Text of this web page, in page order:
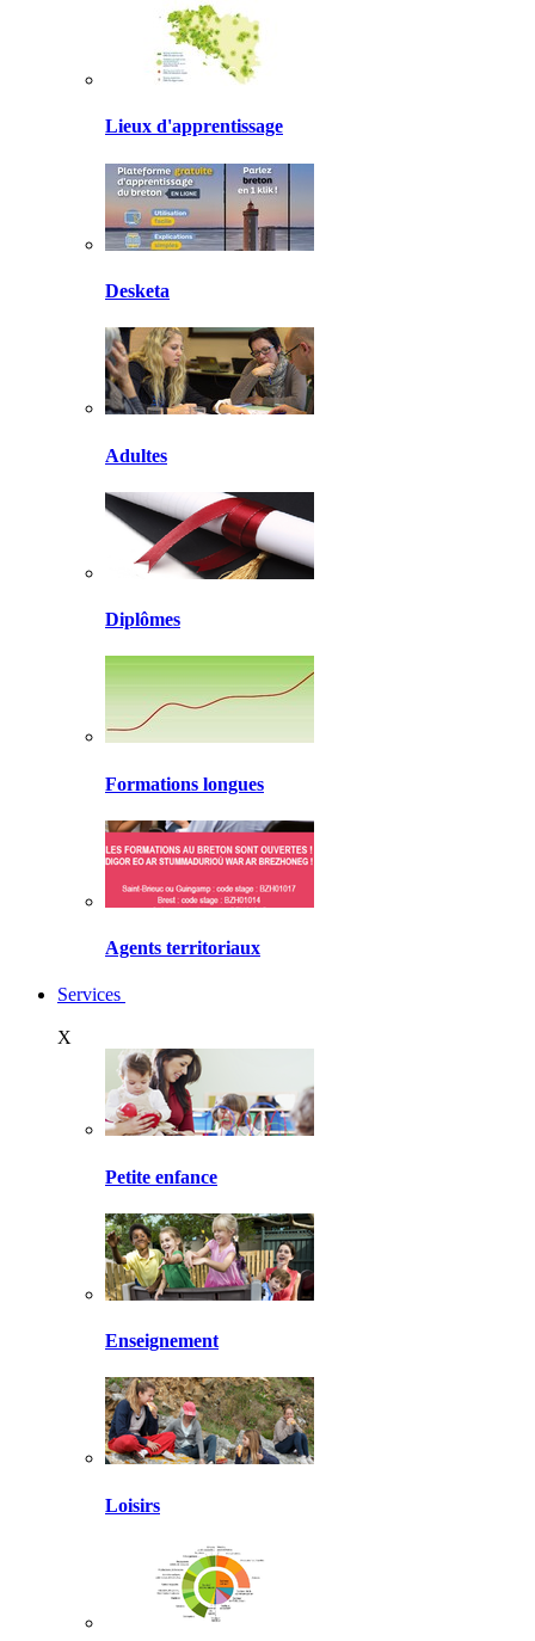
Lieux d'apprentissage
Desketa
Adultes
Diplômes
Formations longues
Agents territoriaux
Services
X
Petite enfance
Enseignement
Loisirs